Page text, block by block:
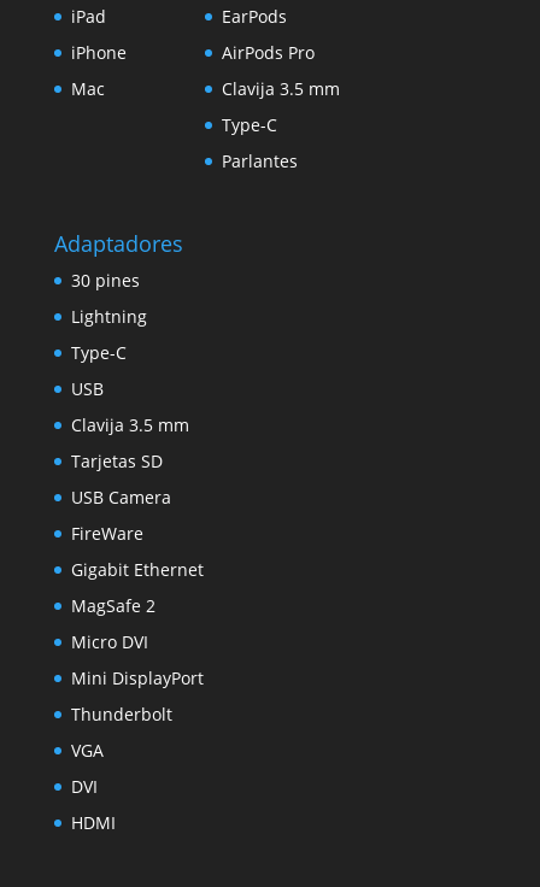
iPad
iPhone
Mac
EarPods
AirPods Pro
Clavija 3.5 mm
Type-C
Parlantes
Adaptadores
30 pines
Lightning
Type-C
USB
Clavija 3.5 mm
Tarjetas SD
USB Camera
FireWare
Gigabit Ethernet
MagSafe 2
Micro DVI
Mini DisplayPort
Thunderbolt
VGA
DVI
HDMI